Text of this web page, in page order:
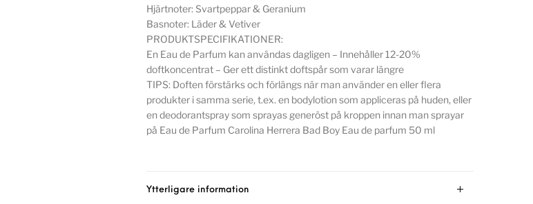
Hjärtnoter: Svartpeppar & Geranium
Basnoter: Läder & Vetiver
PRODUKTSPECIFIKATIONER:
En Eau de Parfum kan användas dagligen – Innehåller 12-20%
doftkoncentrat – Ger ett distinkt doftspår som varar längre
TIPS: Doften förstärks och förlängs när man använder en eller flera
produkter i samma serie, t.ex. en bodylotion som appliceras på huden, eller
en deodorantspray som sprayas generöst på kroppen innan man sprayar
på Eau de Parfum Carolina Herrera Bad Boy Eau de parfum 50 ml
Ytterligare information